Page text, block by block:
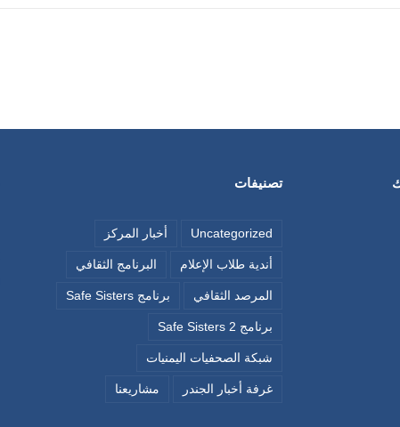
تصنيفات
Uncategorized أخبار المركز
أندية طلاب الإعلام البرنامج الثقافي
المرصد الثقافي برنامج Safe Sisters
برنامج Safe Sisters 2
شبكة الصحفيات اليمنيات
غرفة أخبار الجندر مشاريعنا